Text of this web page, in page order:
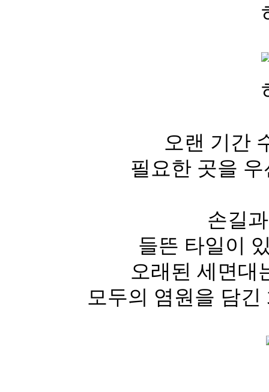
오랜 기간
필요한 곳을
손길
들뜬 타일이
오래된 세면대
모두의 염원을 담